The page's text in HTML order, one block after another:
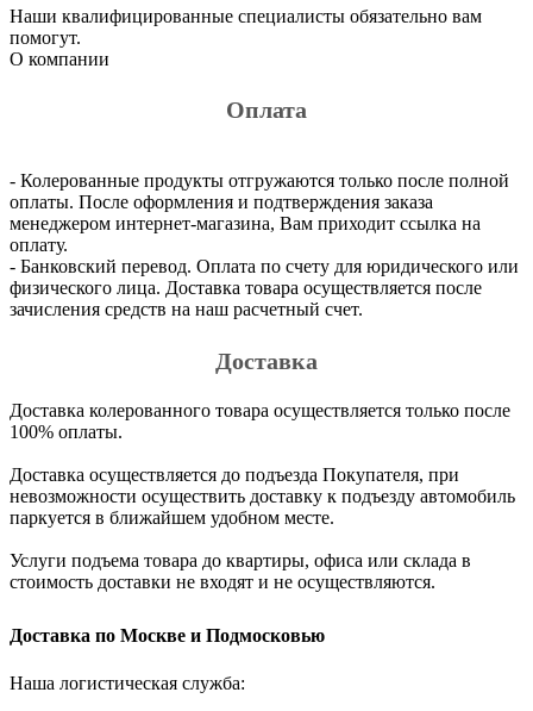
Наши квалифицированные специалисты обязательно вам
помогут.
О компании
Оплата
- Колерованные продукты отгружаются только после полной
оплаты. После оформления и подтверждения заказа
менеджером интернет-магазина, Вам приходит ссылка на
оплату.
- Банковский перевод. Оплата по счету для юридического или
физического лица. Доставка товара осуществляется после
зачисления средств на наш расчетный счет.
Доставка
Доставка колерованного товара осуществляется только после
100% оплаты.
Доставка осуществляется до подъезда Покупателя, при
невозможности осуществить доставку к подъезду автомобиль
паркуется в ближайшем удобном месте.
Услуги подъема товара до квартиры, офиса или склада в
стоимость доставки не входят и не осуществляются.
Доставка по Москве и Подмосковью
Наша логистическая служба: